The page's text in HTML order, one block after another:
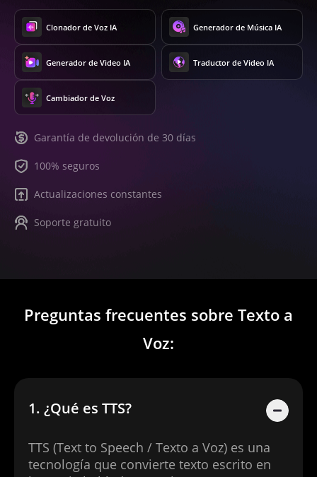
Clonador de Voz IA Generador de Música IA
Generador de Video IA Traductor de Video IA
Cambiador de Voz
Garantía de devolución de 30 días
100% seguros
Actualizaciones constantes
Soporte gratuito
Preguntas frecuentes sobre Texto a
Voz:
1. ¿Qué es TTS?
TTS (Text to Speech / Texto a Voz) es una
tecnología que convierte texto escrito en